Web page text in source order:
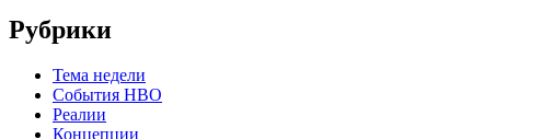
Рубрики
Тема недели
События НВО
Реалии
Концепции